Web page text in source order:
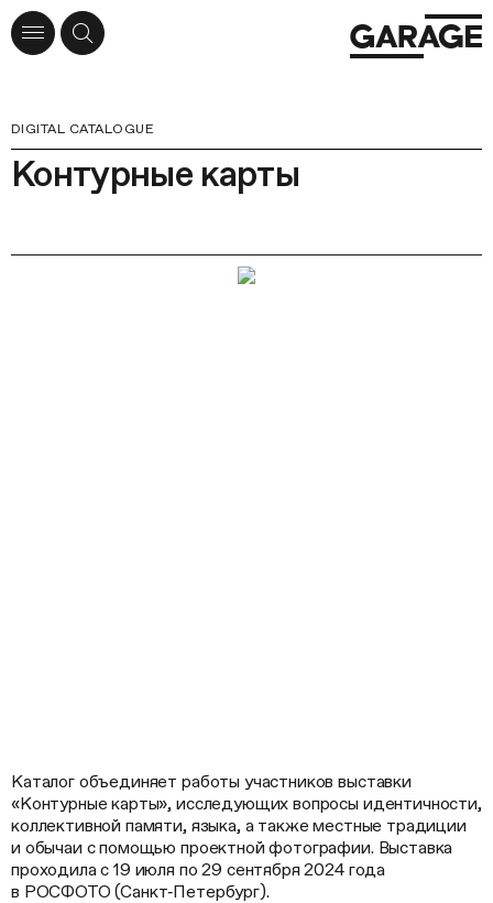
DIGITAL CATALOGUE
Контурные карты
Каталог объединяет работы участников выставки
«Контурные карты», исследующих вопросы идентичности,
коллективной памяти, языка, а также местные традиции
и обычаи с помощью проектной фотографии. Выставка
проходила с 19 июля по 29 сентября 2024 года
в РОСФОТО (Санкт‑Петербург).